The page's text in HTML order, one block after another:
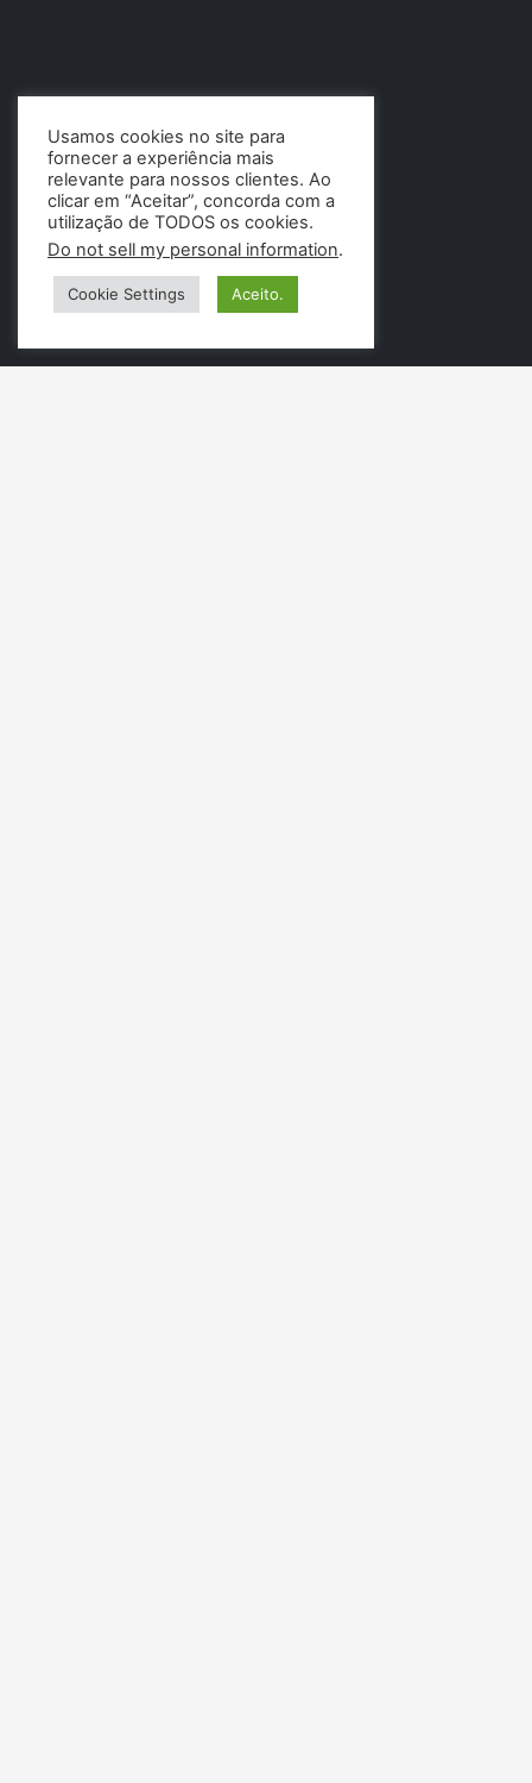
Usamos cookies no site para
fornecer a experiência mais
relevante para nossos clientes. Ao
clicar em “Aceitar”, concorda com a
utilização de TODOS os cookies.
Do not sell my personal information.
Cookie Settings Aceito.